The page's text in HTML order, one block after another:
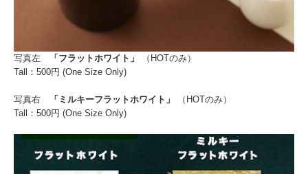
写真左 「フラットホワイト」
（HOTのみ）
Tall：500円 (One Size Only)
写真右 「ミルキーフラットホワイト」
（HOTのみ）
Tall：500円 (One Size Only)